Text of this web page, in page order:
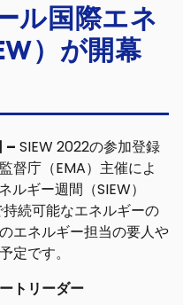
ル国際エネ
）が開幕
– SIEW 2022の参加登録
督庁（EMA）主催によ
ルギー週間（SIEW）
続可能なエネルギーの
エネルギー担当の要人や
定です。
トリーダー